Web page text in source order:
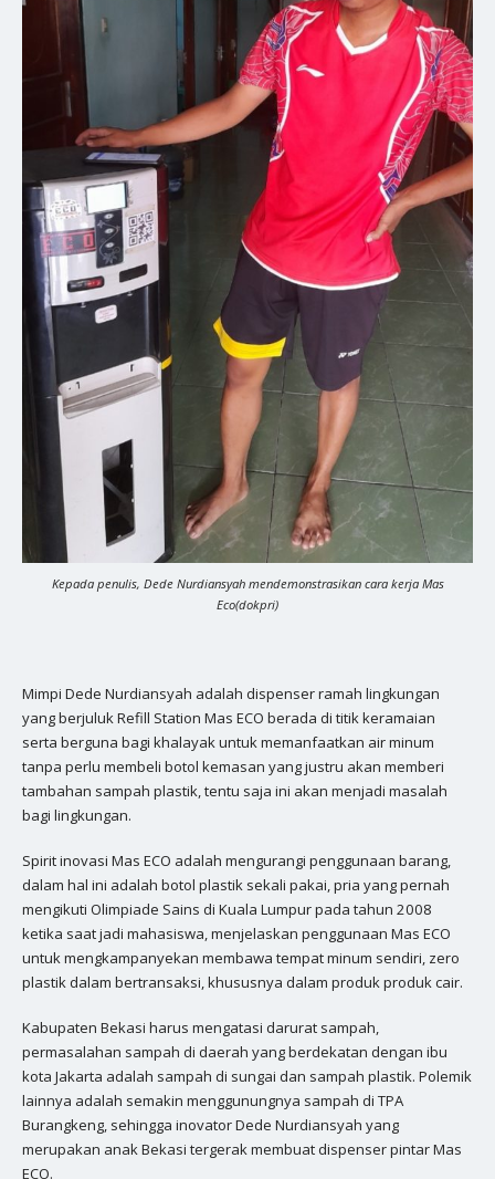
Kepada penulis, Dede Nurdiansyah mendemonstrasikan cara kerja Mas
Eco(dokpri)
Mimpi Dede Nurdiansyah adalah dispenser ramah lingkungan
yang berjuluk Refill Station Mas ECO berada di titik keramaian
serta berguna bagi khalayak untuk memanfaatkan air minum
tanpa perlu membeli botol kemasan yang justru akan memberi
tambahan sampah plastik, tentu saja ini akan menjadi masalah
bagi lingkungan.
Spirit inovasi Mas ECO adalah mengurangi penggunaan barang,
dalam hal ini adalah botol plastik sekali pakai, pria yang pernah
mengikuti Olimpiade Sains di Kuala Lumpur pada tahun 2008
ketika saat jadi mahasiswa, menjelaskan penggunaan Mas ECO
untuk mengkampanyekan membawa tempat minum sendiri, zero
plastik dalam bertransaksi, khususnya dalam produk produk cair.
Kabupaten Bekasi harus mengatasi darurat sampah,
permasalahan sampah di daerah yang berdekatan dengan ibu
kota Jakarta adalah sampah di sungai dan sampah plastik. Polemik
lainnya adalah semakin menggunungnya sampah di TPA
Burangkeng, sehingga inovator Dede Nurdiansyah yang
merupakan anak Bekasi tergerak membuat dispenser pintar Mas
ECO.